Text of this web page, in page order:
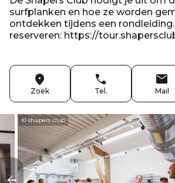
surfplanken en hoe ze worden
ontdekken tijdens een
reserveren: https://
Zoek Tel. Mail
© shapers club